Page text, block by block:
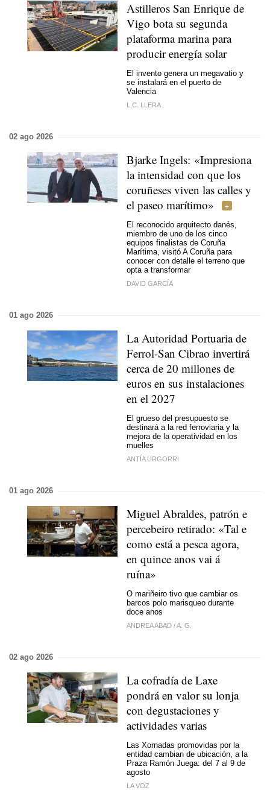
Astilleros San Enrique de
Vigo bota su segunda
plataforma marina para
producir energía solar
El invento genera un megavatio y
se instalará en el puerto de
Valencia
L,C. LLERA
02 ago 2026
Bjarke Ingels: «Impresiona
la intensidad con que los
coruñeses viven las calles y
el paseo marítimo»
El reconocido arquitecto danés,
miembro de uno de los cinco
equipos finalistas de Coruña
Marítima, visitó A Coruña para
conocer con detalle el terreno que
opta a transformar
DAVID GARCÍA
01 ago 2026
La Autoridad Portuaria de
Ferrol-San Cibrao invertirá
cerca de 20 millones de
euros en sus instalaciones
en el 2027
El grueso del presupuesto se
destinará a la red ferroviaria y la
mejora de la operatividad en los
muelles
ANTÍA URGORRI
01 ago 2026
Miguel Abraldes, patrón e
percebeiro retirado: «Tal e
como está a pesca agora,
en quince anos vai á
ruína»
O mariñeiro tivo que cambiar os
barcos polo marisqueo durante
doce anos
ANDREA ABAD /A. G.
02 ago 2026
La cofradía de Laxe
pondrá en valor su lonja
con degustaciones y
actividades varias
Las Xornadas promovidas por la
entidad cambian de ubicación, a la
Praza Ramón Juega: del 7 al 9 de
agosto
LA VOZ